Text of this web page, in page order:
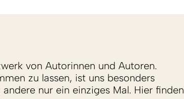
von Autorinnen und Autoren.
zu lassen, ist uns besonders
nur ein einziges Mal. Hier finden